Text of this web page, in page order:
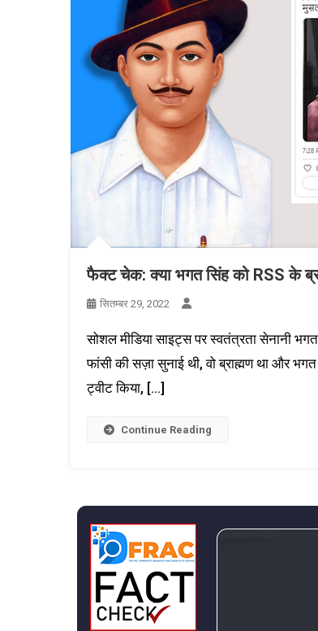
फैक्ट चेक: क्या भगत सिंह को RSS के
सितम्बर 29, 2022
सोशल मीडिया साइट्स पर स्वतंत्रता सेनानी
फांसी की सज़ा सुनाई थी, वो ब्राह्मण था और
ट्वीट किया, […]
Continue Reading